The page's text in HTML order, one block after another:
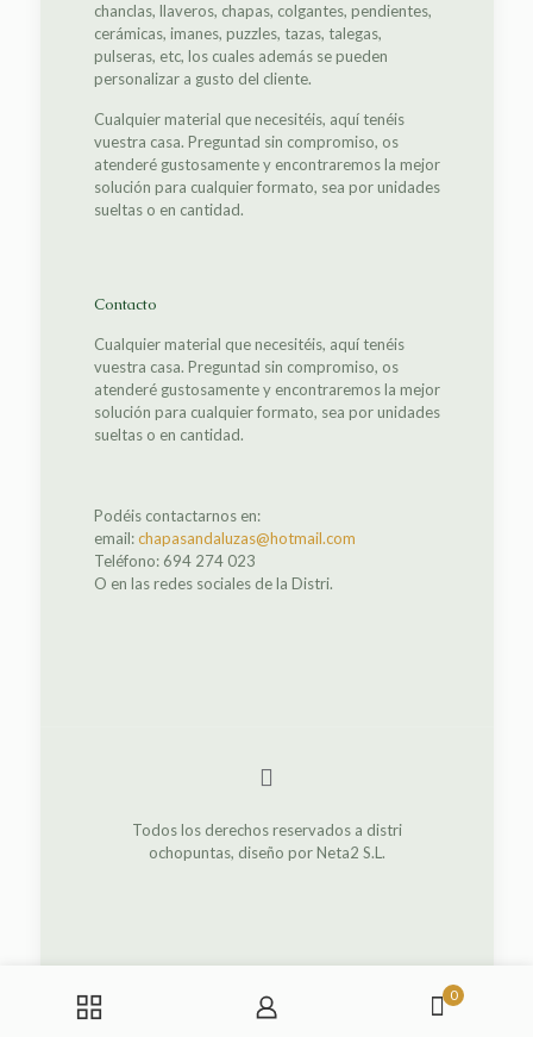
chanclas, llaveros, chapas, colgantes, pendientes,
cerámicas, imanes, puzzles, tazas, talegas,
pulseras, etc, los cuales además se pueden
personalizar a gusto del cliente.
Cualquier material que necesitéis, aquí tenéis
vuestra casa. Preguntad sin compromiso, os
atenderé gustosamente y encontraremos la mejor
solución para cualquier formato, sea por unidades
sueltas o en cantidad.
Contacto
Cualquier material que necesitéis, aquí tenéis
vuestra casa. Preguntad sin compromiso, os
atenderé gustosamente y encontraremos la mejor
solución para cualquier formato, sea por unidades
sueltas o en cantidad.
Podéis contactarnos en:
email:chapasandaluzas@hotmail.com
Teléfono: 694 274 023
O en las redes sociales de la Distri.
Todos los derechos reservados a distri
ochopuntas, diseño por Neta2 S.L.
0